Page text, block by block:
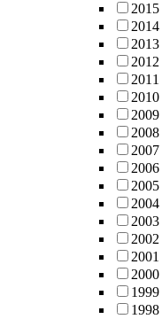
2015
2014
2013
2012
2011
2010
2009
2008
2007
2006
2005
2004
2003
2002
2001
2000
1999
1998